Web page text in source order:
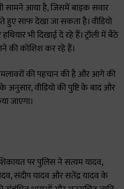
सामने आया है, जिसमें बाइक सवार
हुए साफ देखा जा सकता है। वीडियो
भी दिखाई दे रहे हैं। ट्रॉली में बैठे
की कोशिश कर रहे हैं।
की पहचान की है और आगे की
के अनुसार, वीडियो की पुष्टि के बाद और
जाएगा।
पर पुलिस ने सत्यम यादव,
संदीप यादव और सतेंद्र यादव के